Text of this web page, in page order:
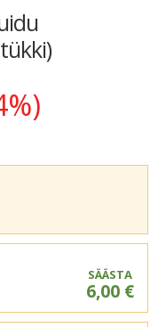
€.
SÄÄSTA
6,00 €